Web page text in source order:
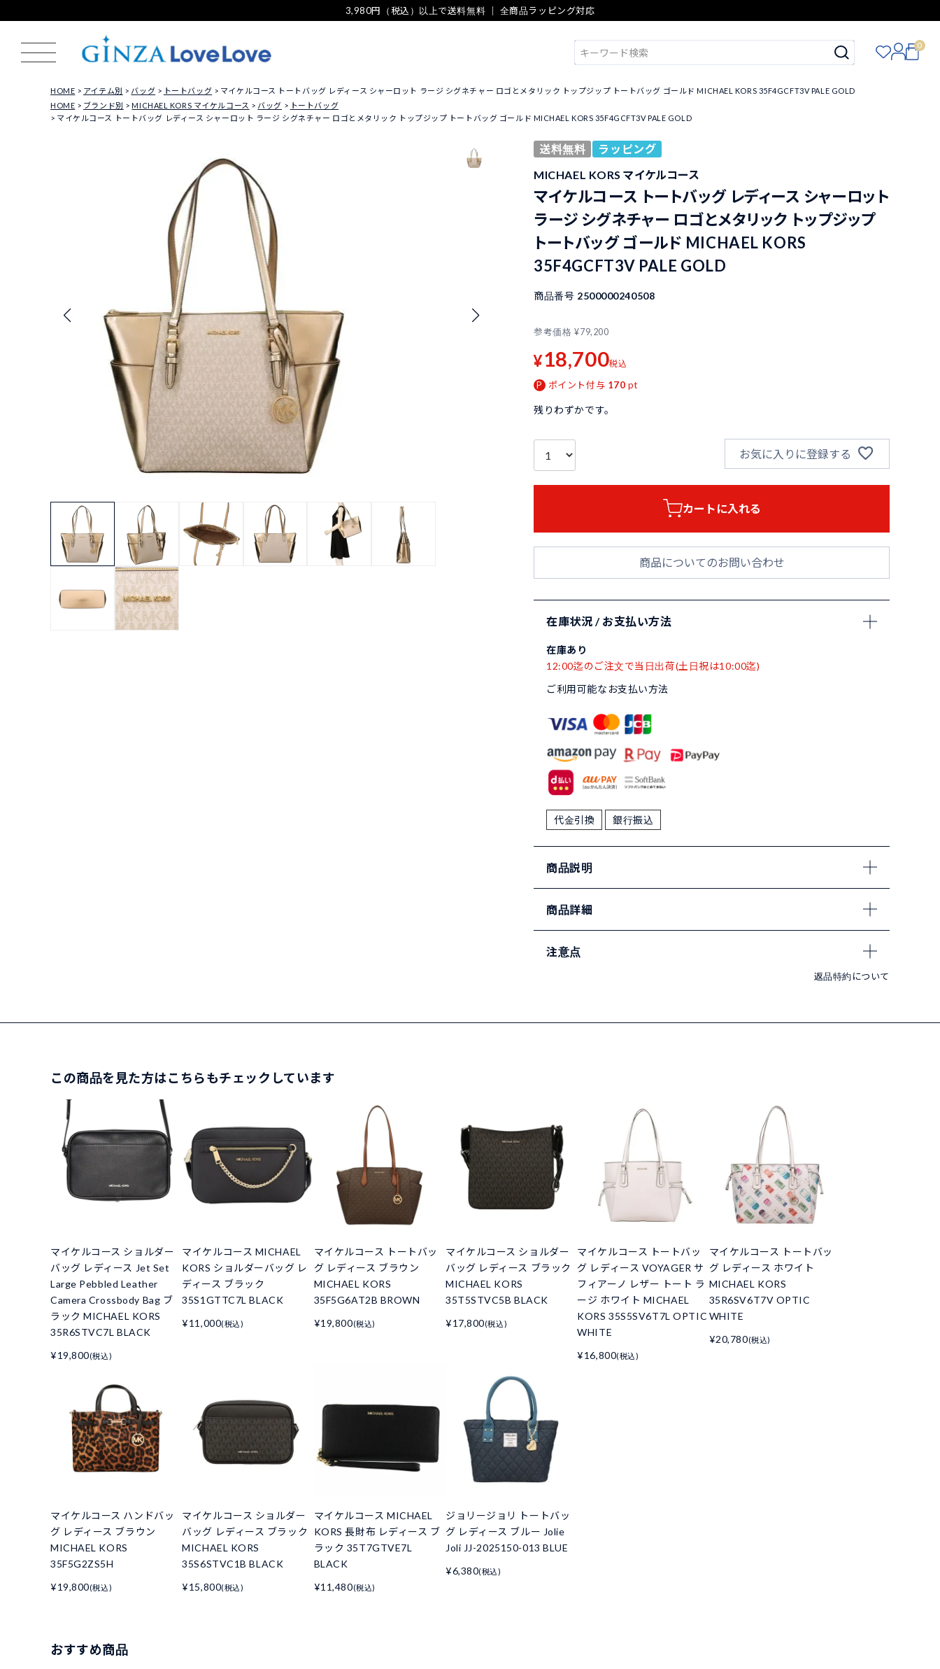
3,980円（税込）以上で送料無料 ｜ 全商品ラッピング対応
0
HOME アイテム別 バッグ トートバッグ
マイケルコース トートバッグ レディース シャーロット ラージ シグネチャー ロゴとメタリック トップジップ トートバッグ ゴールド MICHAEL KORS 35F4GCFT3V PALE GOLD
HOME
ブランド別 MICHAEL KORS マイケルコース バッグ
トートバッグ
マイケルコース トートバッグ レディース シャーロット ラージ シグネチャー ロゴとメタリック トップジップ トートバッグ ゴールド MICHAEL KORS 35F4GCFT3V PALE GOLD
送料無料
ラッピング
MICHAEL KORS マイケルコース
マイケルコース トートバッグ レディース シャーロット
ラージ シグネチャー ロゴとメタリック トップジップ
トートバッグ ゴールド MICHAEL KORS
35F4GCFT3V PALE GOLD
商品番号 2500000240508
参考価格 ¥79,200
¥18,700税込
ポイント付与 170 pt
残りわずかです。
お気に入りに登録する
カートに入れる
商品についてのお問い合わせ
在庫状況 / お支払い方法
在庫あり
12:00迄のご注文で当日出荷(土日祝は10:00迄)
ご利用可能なお支払い方法
代金引換 銀行振込
商品説明
商品詳細
注意点
返品特約について
この商品を見た方はこちらもチェックしています
マイケルコース ショルダー
バッグ レディース Jet Set
Large Pebbled Leather
Camera Crossbody Bag ブ
ラック MICHAEL KORS
35R6STVC7L BLACK
¥19,800(税込)
マイケルコース MICHAEL
KORS ショルダーバッグ レ
ディース ブラック
35S1GTTC7L BLACK
¥11,000(税込)
マイケルコース トートバッ
グ レディース ブラウン
MICHAEL KORS
35F5G6AT2B BROWN
¥19,800(税込)
マイケルコース ショルダー
バッグ レディース ブラック
MICHAEL KORS
35T5STVC5B BLACK
¥17,800(税込)
マイケルコース トートバッ
グ レディース VOYAGER サ
フィアーノ レザー トート ラ
ージ ホワイト MICHAEL
KORS 35S5SV6T7L OPTIC
WHITE
¥16,800(税込)
マイケルコース トートバッ
グ レディース ホワイト
MICHAEL KORS
35R6SV6T7V OPTIC
WHITE
¥20,780(税込)
マイケルコース ハンドバッ
グ レディース ブラウン
MICHAEL KORS
35F5G2ZS5H
¥19,800(税込)
マイケルコース ショルダー
バッグ レディース ブラック
MICHAEL KORS
35S6STVC1B BLACK
¥15,800(税込)
マイケルコース MICHAEL
KORS 長財布 レディース ブ
ラック 35T7GTVE7L
BLACK
¥11,480(税込)
ジョリージョリ トートバッ
グ レディース ブルー Jolie
Joli JJ-2025150-013 BLUE
¥6,380(税込)
おすすめ商品